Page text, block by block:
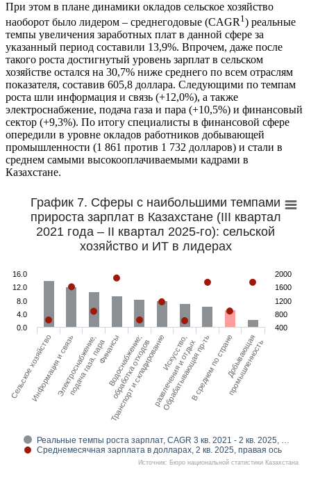
При этом в плане динамики окладов сельское хозяйство
наоборот было лидером – среднегодовые (CAGR 1) реальные
темпы увеличения заработных плат в данной сфере за
указанный период составили 13,9%. Впрочем, даже после
такого роста достигнутый уровень зарплат в сельском
хозяйстве остался на 30,7% ниже среднего по всем отраслям
показателя, составив 605,8 доллара. Следующими по темпам
роста шли информация и связь (+12,0%), а также
электроснабжение, подача газа и пара (+10,5%) и финансовый
сектор (+9,3%). По итогу специалисты в финансовой сфере
опередили в уровне окладов работников добывающей
промышленности (1 861 против 1 732 долларов) и стали в
среднем самыми высокооплачиваемыми кадрами в
Казахстане.
График 7. Сферы с наибольшими темпами
прироста зарплат в Казахстане (III квартал
2021 года – II квартал 2025-го): сельской
хозяйство и ИТ в лидерах
Реальные темпы роста зарплат, CAGR 3 кв. 2021 - 2 кв. 2025, …
Среднемесячная зарплата в долларах, 2 кв. 2025, правая ось
Сельское хозяйство
Информация и связьЭлектроснабжение,
подача газа, параФинансыВодоснабжение;
обработка отходов
Транспорт и складированиеИскусство,
развлечения и отдых
Обрабатывающая пр-тьВ среднем по странеДобывающая
промышленность
400
800
1200
1600
2000
0.0
4.0
8.0
12.0
16.0
Источник: Бюро национальной статистики Казахстана